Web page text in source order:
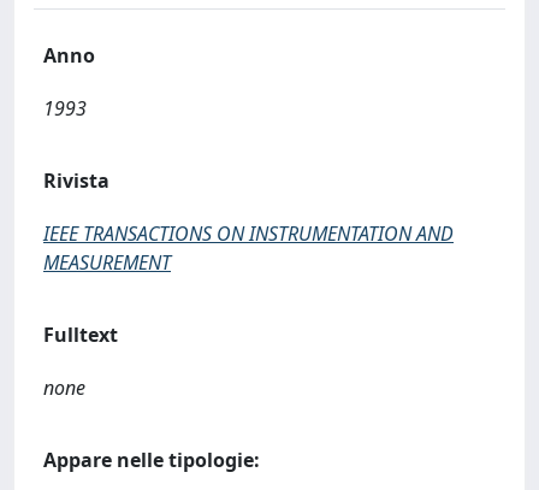
Anno
1993
Rivista
IEEE TRANSACTIONS ON INSTRUMENTATION AND
MEASUREMENT
Fulltext
none
Appare nelle tipologie: